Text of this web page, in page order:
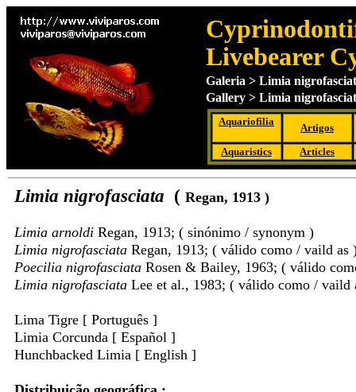
Livebearer
Galeria > Limia
Gallery > Limia
Aquariofilia
Artigos
Aquaristics
Articles
Limia nigrofasciata ( Regan, 1913 )
Limia arnoldi Regan, 1913; ( sinónimo / synonym )
Limia nigrofasciata Regan, 1913; ( válido como / vaild as
Poecilia nigrofasciata Rosen & Bailey, 1963; ( válido
Limia nigrofasciata Lee et al., 1983; ( válido como / vaild
Lima Tigre [ Português ]
Limia Corcunda [ Español ]
Hunchbacked Limia [ English ]